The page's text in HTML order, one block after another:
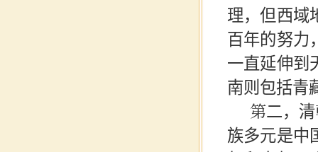
理，但西域
百年的努力
一直延伸到
南则包括青
第二，
族多元是中